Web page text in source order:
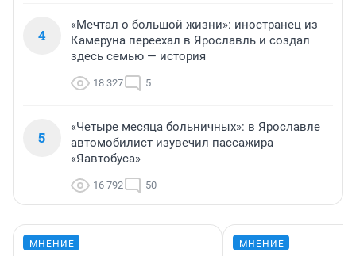
4
«Мечтал о большой жизни»: иностранец из
Камеруна переехал в Ярославль и создал
здесь семью — история
18 327 5
5
«Четыре месяца больничных»: в Ярославле
автомобилист изувечил пассажира
«Яавтобуса»
16 792 50
МНЕНИЕ МНЕНИЕ